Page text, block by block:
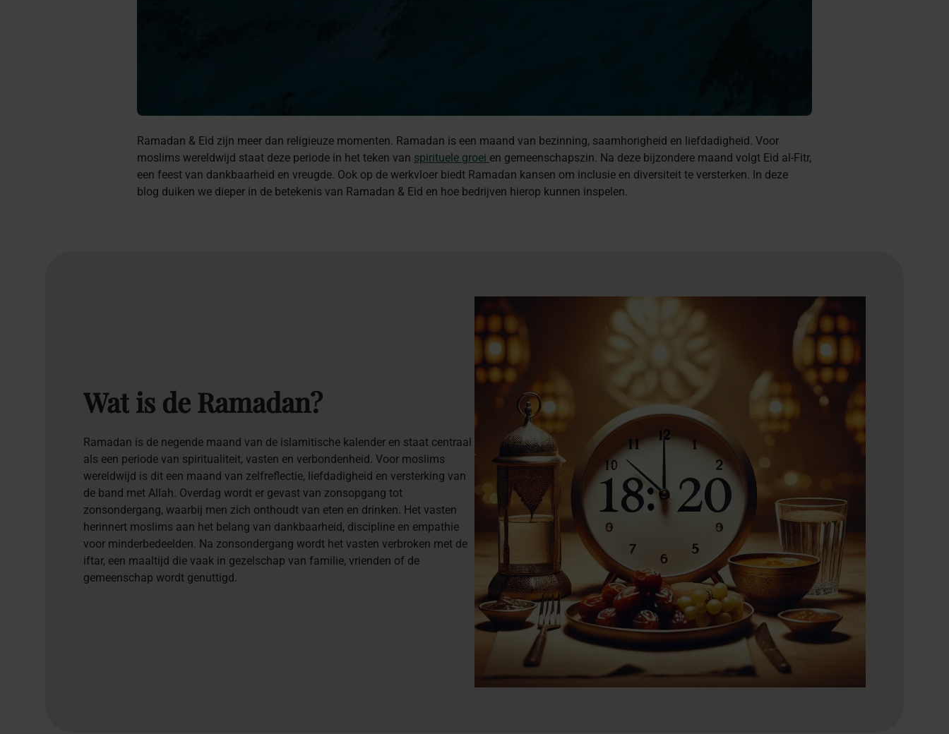
Ramadan & Eid zijn meer dan religieuze momenten. Ramadan is een maand van bezinning, saamhorigheid en liefdadigheid. Voor
moslims wereldwijd staat deze periode in het teken van spirituele groei en gemeenschapszin. Na deze bijzondere maand volgt Eid al-Fitr,
een feest van dankbaarheid en vreugde. Ook op de werkvloer biedt Ramadan kansen om inclusie en diversiteit te versterken. In deze
blog duiken we dieper in de betekenis van Ramadan & Eid en hoe bedrijven hierop kunnen inspelen.
Watis deRamadan?
Ramadan is de negende maand van de islamitische kalender en staat centraal
als een periode van spiritualiteit, vasten en verbondenheid. Voor moslims
wereldwijd is dit een maand van zelfreflectie, liefdadigheid en versterking van
de band met Allah. Overdag wordt er gevast van zonsopgang tot
zonsondergang, waarbij men zich onthoudt van eten en drinken. Het vasten
herinnert moslims aan het belang van dankbaarheid, discipline en empathie
voor minderbedeelden. Na zonsondergang wordt het vasten verbroken met de
iftar, een maaltijd die vaak in gezelschap van familie, vrienden of de
gemeenschap wordt genuttigd.